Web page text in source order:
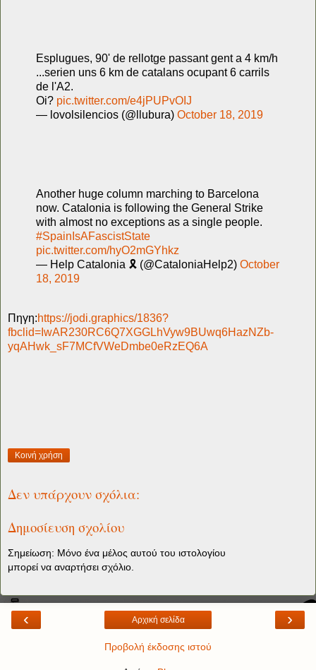
Esplugues, 90' de rellotge passant gent a 4 km/h
...serien uns 6 km de catalans ocupant 6 carrils
de l'A2.
Oi? pic.twitter.com/e4jPUPvOIJ
— lovolsilencios (@llubura) October 18, 2019
Another huge column marching to Barcelona
now. Catalonia is following the General Strike
with almost no exceptions as a single people.
#SpainIsAFascistState
pic.twitter.com/hyO2mGYhkz
— Help Catalonia 🎗 (@CataloniaHelp2) October
18, 2019
Πηγη:https://jodi.graphics/1836?
fbclid=IwAR230RC6Q7XGGLhVyw9BUwq6HazNZb-
yqAHwk_sF7MCfVWeDmbe0eRzEQ6A
Κοινή χρήση
Δεν υπάρχουν σχόλια:
Δημοσίευση σχολίου
Σημείωση: Μόνο ένα μέλος αυτού του ιστολογίου
μπορεί να αναρτήσει σχόλιο.
‹ ›
Αρχική σελίδα
Προβολή έκδοσης ιστού